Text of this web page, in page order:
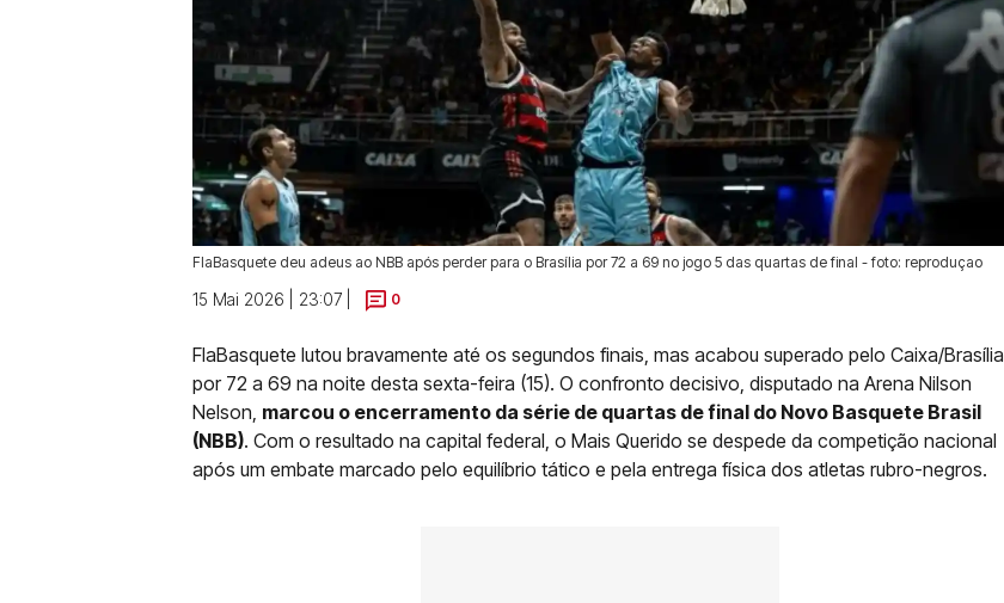
FlaBasquete deu adeus ao NBB após perder para o Brasília por 72 a 69 no jogo 5 das quartas de final - foto: reproduçao
15 Mai 2026 | 23:07 | 0
FlaBasquete lutou bravamente até os segundos finais, mas acabou superado pelo Caixa/Brasília
por 72 a 69 na noite desta sexta-feira (15). O confronto decisivo, disputado na Arena Nilson
Nelson, marcou o encerramento da série de quartas de final do Novo Basquete Brasil
(NBB). Com o resultado na capital federal, o Mais Querido se despede da competição nacional
após um embate marcado pelo equilíbrio tático e pela entrega física dos atletas rubro-negros.